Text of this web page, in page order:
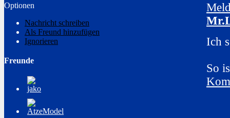
Optionen
Nachricht schreiben
Als Freund hinzufügen
Ignorieren
Freunde
Ich
So